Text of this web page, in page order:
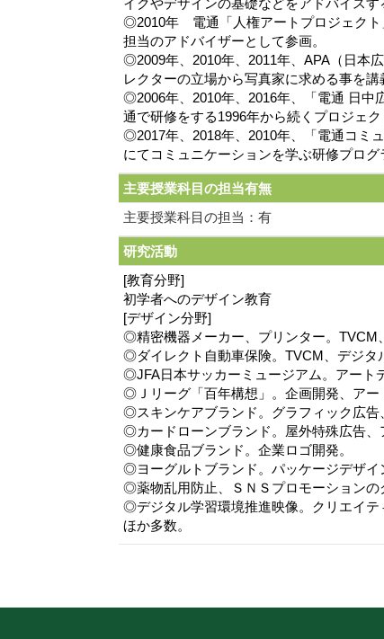
イクやデザインの基礎などをアドバイスす
◎2010年 電通「人権アートプロジェクト
担当のアドバイザーとして参画。
◎2009年、2010年、2011年、APA（日本
レクターの立場から写真家に求める事を
◎2006年、2010年、2016年、「電通 日中
通で研修をする1996年から続くプロジェ
◎2017年、2018年、2010年、「電通コミ
にてコミュニケーションを学ぶ研修プロ
主要授業科目の担当有無
主要授業科目の担当：有
研究活動
[教育分野]
初学者へのデザイン教育
[デザイン分野]
◎精密機器メーカー、プリンター。TVCM
◎ダイレクト自動車保険。TVCM、デジタ
◎JFA日本サッカーミュージアム。アート
◎Ｊリーグ「百年構想」。企画開発、アー
◎スキンケアブランド。グラフィック広告
◎カードローンブランド。屋外特殊広告、
◎健康食品ブランド。企業ロゴ開発。
◎ヨーグルトブランド。パッケージデザイ
◎薬物乱用防止、ＳＮＳプロモーションの
◎デジタル学習環境推進映像。クリエイテ
ほか多数。